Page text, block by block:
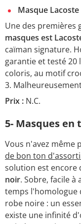
Masque Lacoste
Une des premières
masques est
caïman signature.
garantie et testé 20
coloris, au motif
3.
Prix : N.C.
5- Masques en
Vous n'avez même
de bon ton
solution est encore
noir. Sobre, facile
temps l'homologue
robe noire : un
existe une infinité